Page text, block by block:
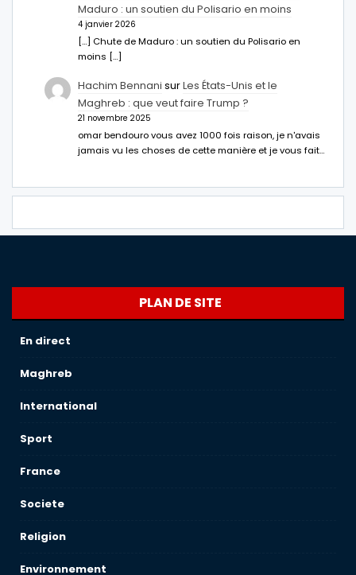
Maduro : un soutien du Polisario en moins
4 janvier 2026
[…] Chute de Maduro : un soutien du Polisario en
moins […]
Hachim Bennani surLes États-Unis et le
Maghreb : que veut faire Trump ?
21 novembre 2025
omar bendouro vous avez 1000 fois raison, je n'avais
jamais vu les choses de cette manière et je vous fait…
PLAN DE SITE
En direct
Maghreb
International
Sport
France
Societe
Religion
Environnement